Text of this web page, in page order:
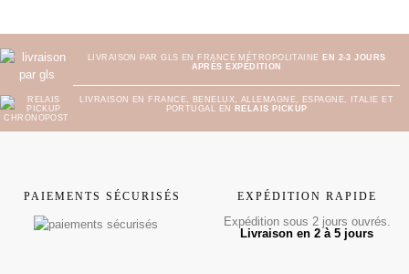
LIVRAISON PAR GLS EN FRANCE MÉTROPOLITAINE EN 2-3 JOURS
APRÈS EXPÉDITION
LIVRAISON EN FRANCE, BENELUX, ALLEMAGNE, ESPAGNE, ITALIE ET
PORTUGAL EN
RELAIS PICKUP
PAIEMENTS SÉCURISÉS EXPÉDITION RAPIDE
Expédition sous 2 jours ouvrés.
Livraison en 2 à 5 jours